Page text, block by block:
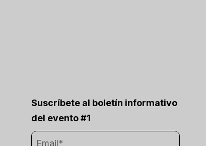
Suscríbete al boletín informativo
del evento #1